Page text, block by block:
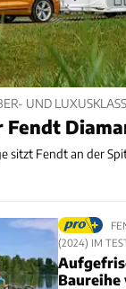
UND
Fendt
sitzt Fendt an der
(2024) IM
Baureihe